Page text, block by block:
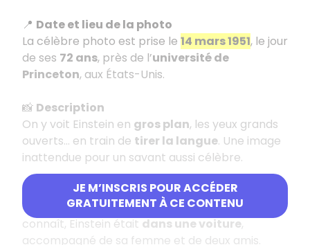
JE M’INSCRIS POUR ACCÉDER
GRATUITEMENT À CE CONTENU
📍 Date et lieu de la photo
La célèbre photo est prise le 14 mars 1951, le jour
de ses 72 ans, près de l’université de
Princeton, aux États-Unis.
📸 Description
On y voit Einstein en gros plan, les yeux grands
ouverts… en train de tirer la langue. Une image
inattendue pour un savant aussi célèbre.
🕰️
L’histoire derrière le cliché
Contrairement à l’image recadrée que l’on
connaît, Einstein était dans une voiture,
accompagné de sa femme et de deux amis.